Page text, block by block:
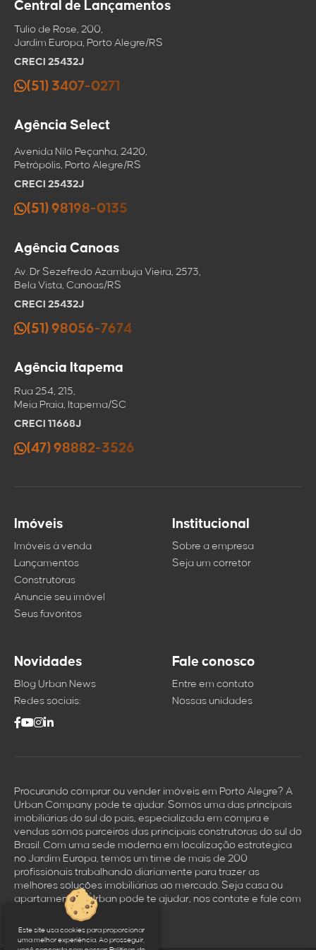
Central de Lançamentos
Tulio de Rose, 200,
Jardim Europa, Porto Alegre/RS
CRECI 25432J
(51) 3407-0271
Agência Select
Avenida Nilo Peçanha, 2420,
Petrópolis, Porto Alegre/RS
CRECI 25432J
(51) 98198-0135
Agência Canoas
Av. Dr Sezefredo Azambuja Vieira, 2573,
Bela Vista, Canoas/RS
CRECI 25432J
(51) 98056-7674
Agência Itapema
Rua 254, 215,
Meia Praia, Itapema/SC
CRECI 11668J
(47) 98882-3526
Imóveis
Imóveis à venda
Lançamentos
Construtoras
Anuncie seu imóvel
Seus favoritos
Institucional
Sobre a empresa
Seja um corretor
Novidades
Blog Urban News
Redes sociais:
Fale conosco
Entre em contato
Nossas unidades
Procurando comprar ou vender imóveis em Porto Alegre? A
Urban Company pode te ajudar. Somos uma das principais
imobiliárias do sul do país, especializada em compra e
vendas somos parceiros das principais construtoras do sul do
Brasil. Com uma sede moderna em localização estratégica
no Jardim Europa, temos um time de mais de 200
profissionais trabalhando diariamente para trazer as
melhores soluçōes imobiliárias ao mercado. Seja casa ou
apartamento a Urban pode te ajudar, nos contate e fale com
um dos nossos corretores.
Este site usa cookies para proporcionar
uma melhor experiência. Ao prosseguir,